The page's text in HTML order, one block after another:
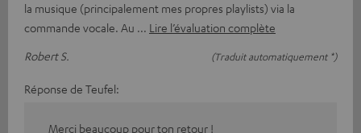
la musique (principalement mes propres playlists) via la
commande vocale. Au
Lire l’évaluation complète
Robert S.
(Traduit automatiquement *)
Réponse de Teufel:
Merci beaucoup pour ton retour !